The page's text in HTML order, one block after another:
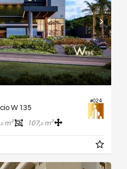
#024
W 135
0m² 107,0m²